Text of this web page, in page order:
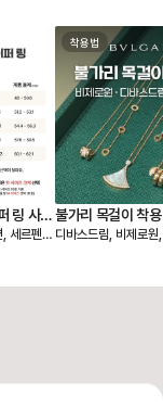
링 사이
호수)
세르펜티
금속이
신 S, M,
48~50
착용법
불가리 목걸이 착
원, 디바스드림, 세
디바스드림, 비제로
황하는 분들이 많습니다. 그 비
✔️ 불가리 목걸이는